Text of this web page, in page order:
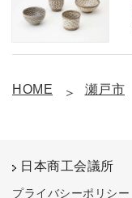
HOME 瀬戸市
日本商工会議所
プライバシーポリシー